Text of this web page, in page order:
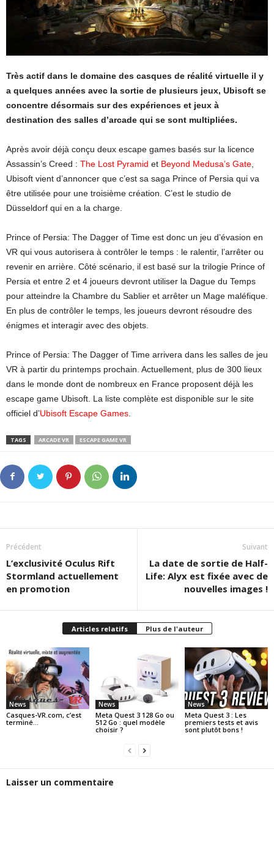
Très actif dans le domaine des casques de réalité virtuelle il y
a quelques années avec la sortie de plusieurs jeux, Ubisoft se
concentre désormais sur des expériences et jeux à
destination des salles d’arcade qui se sont multipliées.
Après avoir déjà conçu deux escape games basés sur la licence
Assassin’s Creed : The Lost Pyramid et Beyond Medusa’s Gate
Ubisoft vient d’annoncer que c’est sa saga Prince of Persia qui va
être utilisée pour une troisième création. C’est le studio de
Düsseldorf qui en a la charge.
Prince of Persia: The Dagger of Time est donc un jeu d’évasion en
VR qui vous autorisera à contrôler le temps : le ralentir, l’arrêter ou
revenir en arrière. Côté scénario, il est basé sur la trilogie Prince of
Persia et entre 2 et 4 joueurs devront utiliser la Dague du Temps
pour atteindre la Chambre du Sablier et arrêter un Mage maléfique.
En plus de contrôler le temps, les joueurs devront résoudre des
énigmes et interagir avec des objets.
Prince of Persia: The Dagger of Time arrivera dans les salles de jeu
VR à partir du printemps prochain. Actuellement, plus de 300 lieux
dans le monde dont de nombreux en France proposent déjà les
escape game Ubisoft. La liste complète est disponible sur le site
officiel d’Ubisoft Escape Games
TAGS ARCADE VR ESCAPE GAME VR
Précédent
L’exclusivité Oculus Rift
Stormland actuellement
en promotion
Suivant
La date de sortie de Half-
Life: Alyx est fixée avec de
nouvelles images !
Articles relatifs Plus de l'auteur
News
Casques-VR.com, c’est
terminé…
News
Meta Quest 3 128 Go ou
512 Go : quel modèle
choisir ?
News
Meta Quest 3 : Les
premiers tests et avis
sont plutôt bons !
Laisser un commentaire